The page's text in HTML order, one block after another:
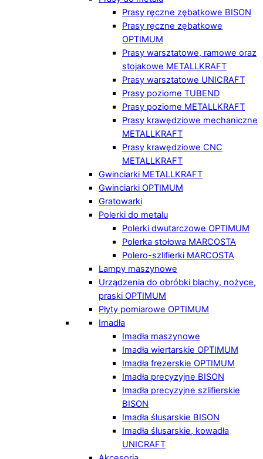
Prasy ręczne zębatkowe BISON
Prasy ręczne zębatkowe
OPTIMUM
Prasy warsztatowe, ramowe oraz
stojakowe METALLKRAFT
Prasy warsztatowe UNICRAFT
Prasy poziome TUBEND
Prasy poziome METALLKRAFT
Prasy krawędziowe mechaniczne
METALLKRAFT
Prasy krawędziowe CNC
METALLKRAFT
Gwinciarki METALLKRAFT
Gwinciarki OPTIMUM
Gratowarki
Polerki do metalu
Polerki dwutarczowe OPTIMUM
Polerka stołowa MARCOSTA
Polero-szlifierki MARCOSTA
Lampy maszynowe
Urządzenia do obróbki blachy, nożyce,
praski OPTIMUM
Płyty pomiarowe OPTIMUM
Imadła
Imadła maszynowe
Imadła wiertarskie OPTIMUM
Imadła frezerskie OPTIMUM
Imadła precyzyjne BISON
Imadła precyzyjne szlifierskie
BISON
Imadła ślusarskie BISON
Imadła ślusarskie, kowadła
UNICRAFT